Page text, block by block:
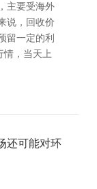
主要受海外
说，回收价
留一定的利
情，当天上
还可能对环